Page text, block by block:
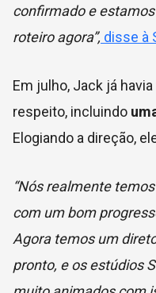
confirmado e
roteiro agora”, disse à
Em julho, Jack já
respeito, incluindo
Elogiando a direção,
“Nós realmente
com um bom
Agora temos um
pronto, e os estúdios